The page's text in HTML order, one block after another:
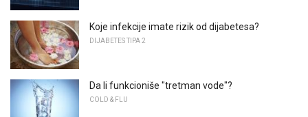
Koje infekcije imate rizik od dijabetesa?
DIJABETES TIPA 2
Da li funkcioniše "tretman vode"?
COLD & FLU